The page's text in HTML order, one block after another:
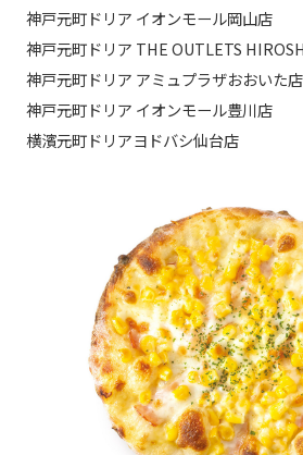
神戸元町ドリア イオンモール岡山店
神戸元町ドリア THE OUTLETS
神戸元町ドリア アミュプラザおおいた店
神戸元町ドリア イオンモール豊川店
横濱元町ドリアヨドバシ仙台店